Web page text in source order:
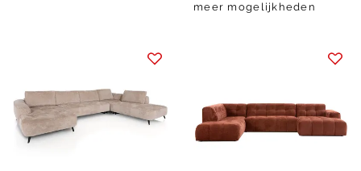
meer mogelijkheden